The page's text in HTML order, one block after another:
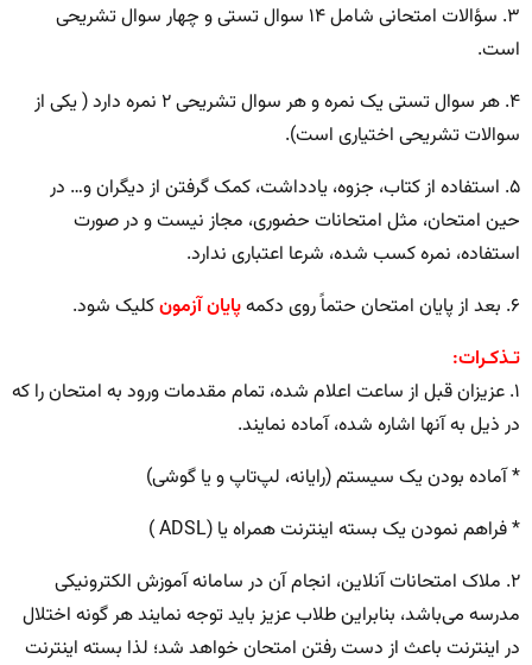
۳. سؤالات امتحانی شامل ۱۴ سوال تستی و چهار سوال تشریحی
است.
۴. هر سوال تستی یک نمره و هر سوال تشریحی ۲ نمره دارد ( یکی از
سوالات تشریحی اختیاری است).
۵. استفاده از کتاب، جزوه، یادداشت، کمک گرفتن از دیگران و… در
حین امتحان، مثل امتحانات حضوری، مجاز نیست و در صورت
استفاده، نمره کسب شده، شرعا اعتباری ندارد.
۶. بعد از پایان امتحان حتماً روی دکمه
پایان آزمونکلیک شود.
تـذکـرات:
۱. عزیزان قبل از ساعت اعلام شده، تمام مقدمات ورود به امتحان را که
در ذیل به آنها اشاره شده، آماده نمایند.
* آماده بودن یک سیستم (رایانه، لپ‌تاپ و یا گوشی)
* فراهم نمودن یک بسته اینترنت همراه یا (ADSL )
۲. ملاک امتحانات آنلاین، انجام آن در سامانه آموزش الکترونیکی
مدرسه می‌باشد، بنابراین طلاب عزیز باید توجه نمایند هر گونه اختلال
در اینترنت باعث از دست رفتن امتحان خواهد شد؛ لذا بسته اینترنت